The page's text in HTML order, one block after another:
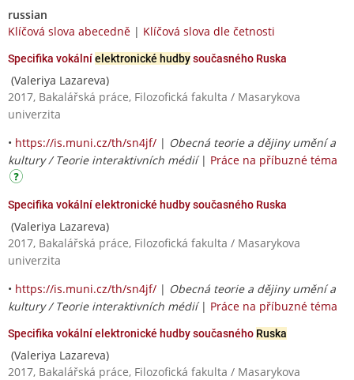
russian
Klíčová slova abecedně | Klíčová slova dle četnosti
Specifika vokálníelektronické hudbysoučasného Ruska
(Valeriya Lazareva)
2017, Bakalářská práce, Filozofická fakulta / Masarykova
univerzita
• https://is.muni.cz/th/sn4jf/ | Obecná teorie a dějiny umění a
kultury / Teorie interaktivních médií| Práce na příbuzné téma
Specifika vokální elektronické hudby současného Ruska
(Valeriya Lazareva)
2017, Bakalářská práce, Filozofická fakulta / Masarykova
univerzita
• https://is.muni.cz/th/sn4jf/ | Obecná teorie a dějiny umění a
kultury / Teorie interaktivních médií| Práce na příbuzné téma
Specifika vokální elektronické hudby současného Ruska
(Valeriya Lazareva)
2017, Bakalářská práce, Filozofická fakulta / Masarykova